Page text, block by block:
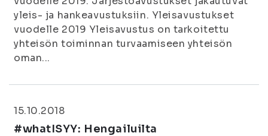
yleis- ja hankeavustuksiin. Yleisavustukset
vuodelle 2019 Yleisavustus on tarkoitettu
yhteisön toiminnan turvaamiseen yhteisön
oman...
15.10.2018
#whatISYY: Hengailuilta